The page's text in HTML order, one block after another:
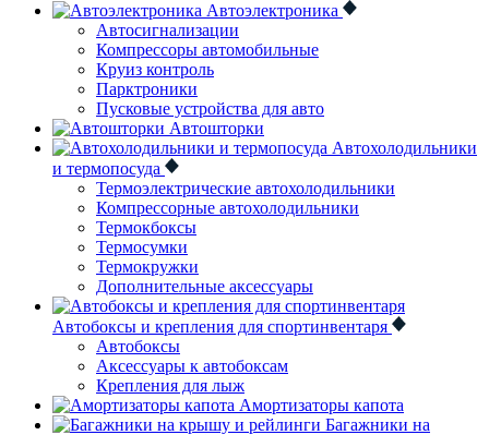
Автоэлектроника
Автосигнализации
Компрессоры автомобильные
Круиз контроль
Парктроники
Пусковые устройства для авто
Автошторки
Автохолодильники
и термопосуда
Термоэлектрические автохолодильники
Компрессорные автохолодильники
Термокбоксы
Термосумки
Термокружки
Дополнительные аксессуары
Автобоксы и крепления для спортинвентаря
Автобоксы
Аксессуары к автобоксам
Крепления для лыж
Амортизаторы капота
Багажники на